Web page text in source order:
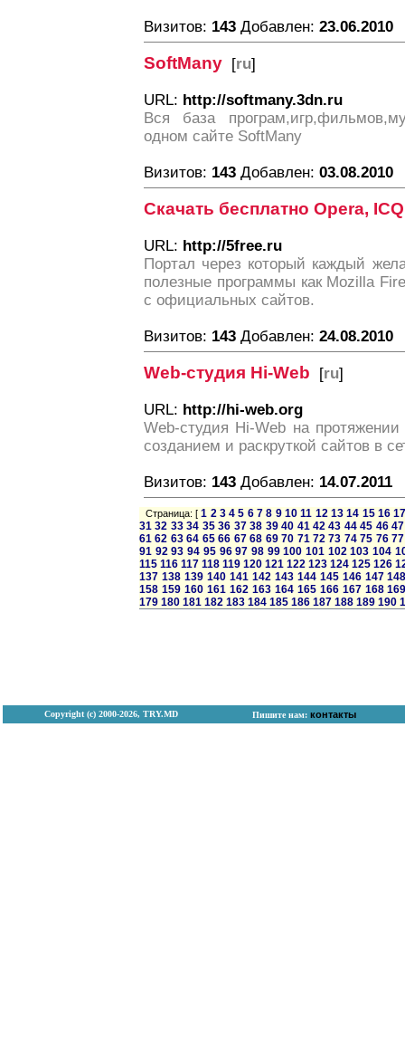
Визитов: 143 Добавлен: 23.06.2010
SoftMany [ru]
URL: http://softmany.3dn.ru
Вся база
одном сайте SoftMany
Визитов: 143 Добавлен: 03.08.2010
Скачать бесплатно Opera,
URL: http://5free.ru
Портал через который каждый
полезные программы как Mozilla
с официальных сайтов.
Визитов: 143 Добавлен: 24.08.2010
Web-студия Hi-Web [ru]
URL: http://hi-web.org
Web-студия Hi-Web на протяжении
созданием и раскруткой сайтов в
Визитов: 143 Добавлен: 14.07.2011
Страница: [1 2 3 4 5 6 7 8 9 10 11 12 13 14 15 16
31 32 33 34 35 36 37 38 39 40 41 42 43 44 45 46 47
61 62 63 64 65 66 67 68 69 70 71 72 73 74 75 76 77
91 92 93 94 95 96 97 98 99 100 101 102 103 104
115 116 117 118 119 120 121 122 123 124 125 126
137 138 139 140 141 142 143 144 145 146 147
158 159 160 161 162 163 164 165 166 167 168
179 180 181 182 183 184 185 186 187 188 189 190
Copyright (с) 2000-2026, TRY.MD Пишите нам: контакты